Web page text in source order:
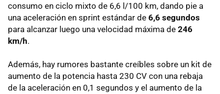
consumo en ciclo mixto de 6,6 l/100 km, dando pie a
una aceleración en sprint estándar de 6,6 segundos
para alcanzar luego una velocidad máxima de 246
km/h.
Además, hay rumores bastante creíbles sobre un kit de
aumento de la potencia hasta 230 CV con una rebaja
de la aceleración en 0,1 segundos y el aumento de la